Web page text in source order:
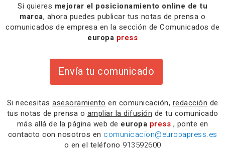
Si quieres mejorar el posicionamiento online de tu
marca, ahora puedes publicar tus notas de prensa o
comunicados de empresa en la sección de Comunicados de
europa press
Envía tu comunicado
Si necesitas asesoramiento en comunicación, redacción de
tus notas de prensa o ampliar la difusión de tu comunicado
más allá de la página web de europa press , ponte en
contacto con nosotros en comunicacion@europapress.es
o en el teléfono 913592600